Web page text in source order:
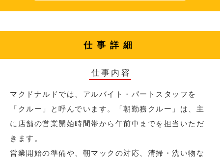
仕事詳細
仕事内容
マクドナルドでは、アルバイト・パートスタッフを
「クルー」と呼んでいます。「朝勤務クルー」は、主
に店舗の営業開始時間帯から午前中までを担当いただ
きます。
営業開始の準備や、朝マックの対応、清掃・洗い物な